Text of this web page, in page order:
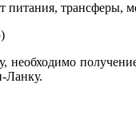
трансферы,
Ланку.